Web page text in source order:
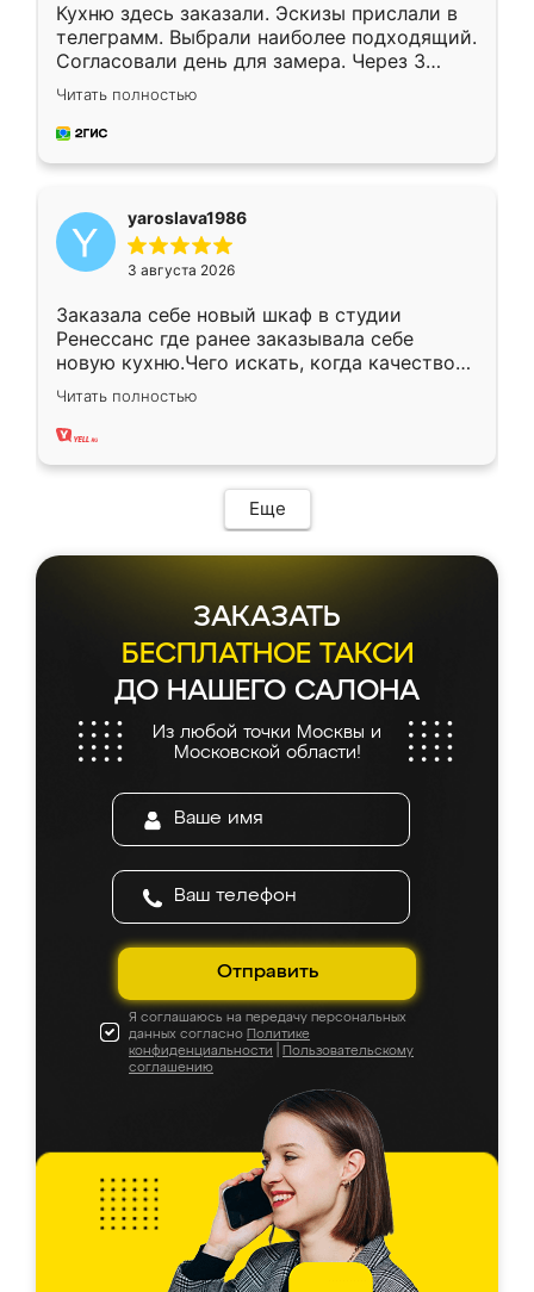
Кухню здесь заказали. Эскизы прислали в
телеграмм. Выбрали наиболее подходящий.
Согласовали день для замера. Через 3
недели кухня была уже готова. Остались
довольны работой. Спасибо Ренессанс
мебель за качественную работу!
Читать полностью
yaroslava1986
3 августа 2026
Заказала себе новый шкаф в студии
Ренессанс где ранее заказывала себе
новую кухню.Чего искать, когда качеством
вполне довольна. Служит кухня уже почти
два года, нареканий нет.
Читать полностью
Еще
ЗАКАЗАТЬ
БЕСПЛАТНОЕ ТАКСИ
ДО НАШЕГО САЛОНА
Из любой точки Москвы и
Московской области!
Отправить
Я соглашаюсь на передачу персональных
данных согласно Политике
конфиденциальности
Пользовательскому
соглашению